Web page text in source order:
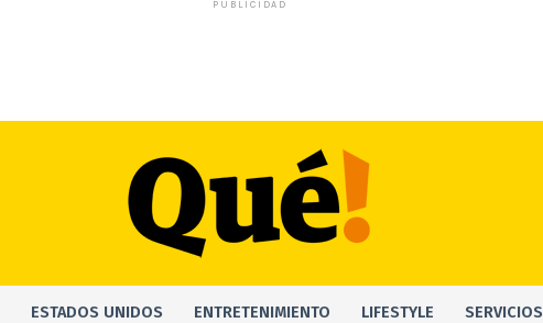
PUBLICIDAD
ESTADOS UNIDOS ENTRETENIMIENTO LIFESTYLE SERVICIOS